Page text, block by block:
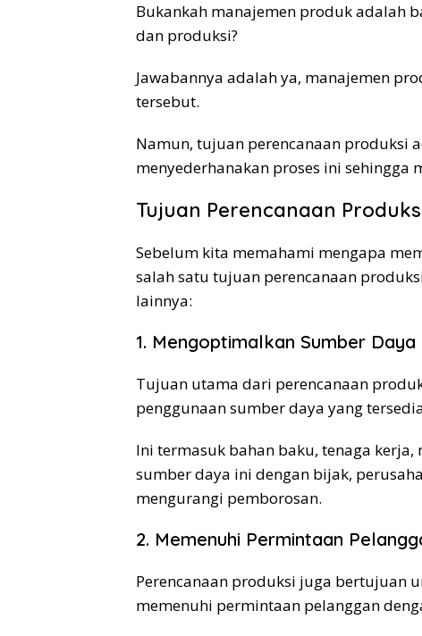
Bukankah manajemen produk adalah
dan produksi?
Jawabannya adalah ya, manajemen
tersebut.
Namun, tujuan perencanaan produksi
menyederhanakan proses ini
Tujuan Perencanaan
Sebelum kita memahami mengapa
salah satu tujuan perencanaan
lainnya:
1. Mengoptimalkan Sumber Daya
Tujuan utama dari perencanaan
penggunaan sumber daya yang
Ini termasuk bahan baku, tenaga
sumber daya ini dengan bijak,
mengurangi pemborosan.
2. Memenuhi Permintaan
Perencanaan produksi juga bertujuan
memenuhi permintaan pelanggan